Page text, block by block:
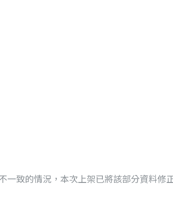
致的情況，本次上架已將該部分資料修